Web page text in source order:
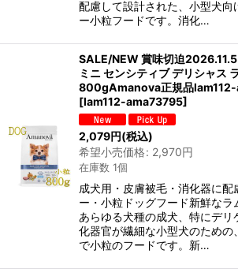
配慮して設計された、小型犬向
ー小粒フードです。消化…
SALE/NEW 賞味切迫
ミニ センシティブ デリシャス
800gAmanova正規品
[lam112-ama73795]
2,079円(税込)
希望小売価格: 2,970円
在庫数 1個
成犬用・皮膚被毛・消化器に配
ー・小粒ドッグフード新鮮なラ
あらゆる犬種の成犬、特にデリ
化器官が繊細な小型犬のための
で小粒のフードです。新…